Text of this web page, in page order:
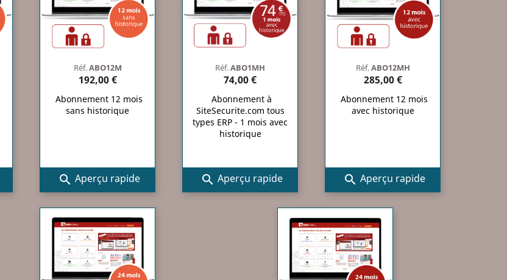
Réf.ABO12M
192,00 €
Abonnement 12 mois
sans historique
 Aperçu rapide
Réf.ABO1MH
74,00 €
Abonnement à
SiteSecurite.com tous
types ERP - 1 mois avec
historique
 Aperçu rapide
Réf.ABO12MH
285,00 €
Abonnement 12 mois
avec historique
 Aperçu rapide